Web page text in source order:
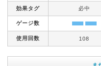
効果タグ 必中
ゲージ数
使用回数 108